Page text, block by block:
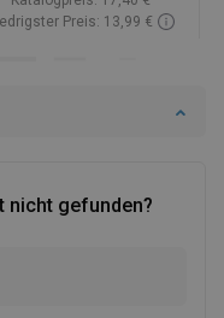
nicht gefunden?
Preis: 13,99 €